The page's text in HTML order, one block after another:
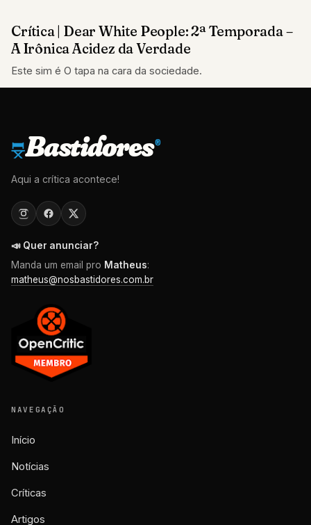
CRÍTICAS
Crítica | Dear White People: 2ª Temporada –
A Irônica Acidez da Verdade
Este sim é O tapa na cara da sociedade.
Bastidores®
Aqui a crítica acontece!
📣 Quer anunciar?
Manda um email pro Matheus:
matheus@nosbastidores.com.br
NAVEGAÇÃO
Início
Notícias
Críticas
Artigos